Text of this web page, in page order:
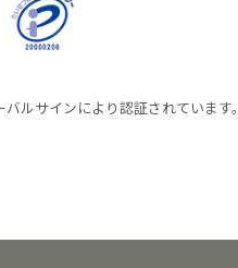
バルサインにより認証されていま